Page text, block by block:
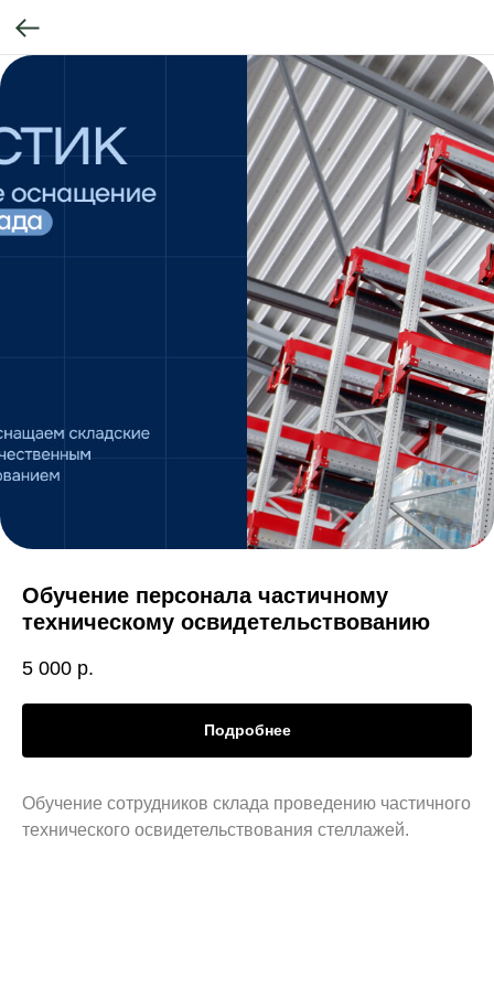
Обучение персонала частичному
техническому освидетельствованию
5 000 р.
Подробнее
Обучение сотрудников склада проведению частичного
технического освидетельствования стеллажей.